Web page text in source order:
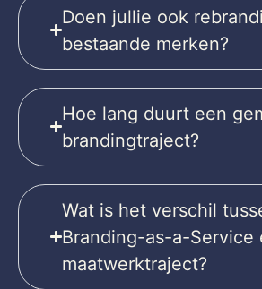
Doen jullie ook
bestaande merken?
Hoe lang duurt een
brandingtraject?
Wat is het verschil
Branding-as-a-Service
maatwerktraject?